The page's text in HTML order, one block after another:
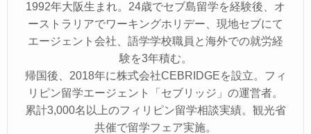
1992年大阪生まれ。24歳でセブ島留学を経験後、オ
ーストラリアでワーキングホリデー、現地セブにて
エージェント会社、語学学校職員と海外での就労経
験を3年積む。
帰国後、2018年に株式会社CEBRIDGEを設立。フィ
リピン留学エージェント「セブリッジ」の運営者。
累計3,000名以上のフィリピン留学相談実績。観光省
共催で留学フェア実施。